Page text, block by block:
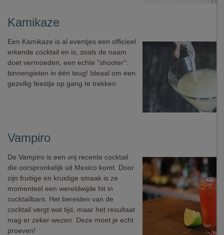
Kamikaze
Een Kamikaze is al eventjes een officieel
erkende cocktail en is, zoals de naam
doet vermoeden, een echte "shooter":
binnengieten in één teug! Ideaal om een
gezellig feestje op gang te trekken.
Vampiro
De Vampiro is een vrij recente cocktail
die oorspronkelijk uit Mexico komt. Door
zijn fruitige en kruidige smaak is ze
momenteel een wereldwijde hit in
cocktailbars. Het bereiden van de
cocktail vergt wat tijd, maar het resultaat
mag er zeker wezen. Deze moet je echt
proeven!